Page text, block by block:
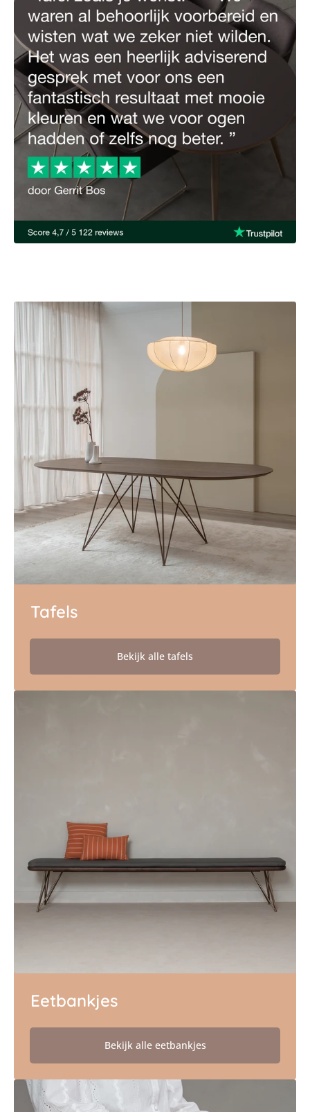
Tafels
Bekijk alle tafels
Eetbankjes
Bekijk alle eetbankjes